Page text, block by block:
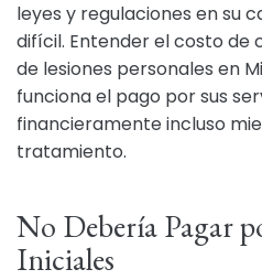
leyes y regulaciones en su
difícil. Entender el costo de
de lesiones personales en
funciona el pago por sus
financieramente incluso
tratamiento.
No Debería Pagar
Iniciales